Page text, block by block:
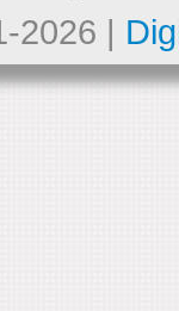
2026 |